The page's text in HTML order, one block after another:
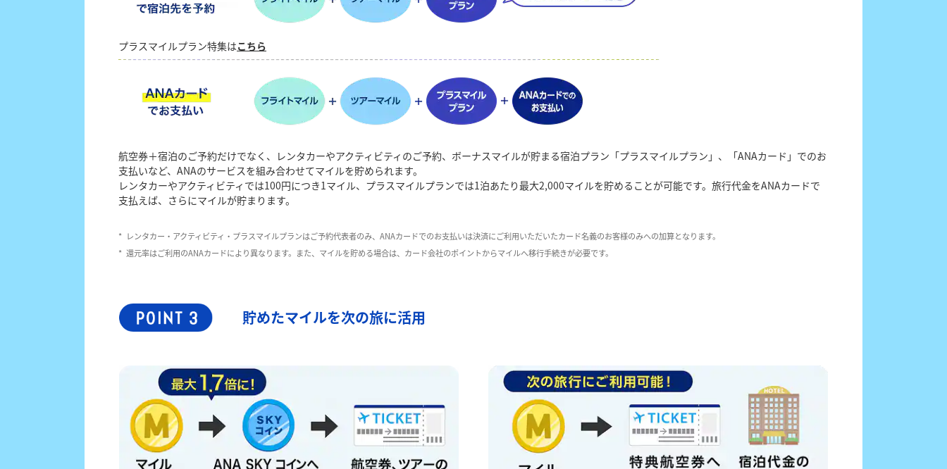
プラスマイルプラン特集はこちら
航空券＋宿泊のご予約だけでなく、レンタカーやアクティビティのご予約、ボーナスマイルが貯まる宿泊プラン「プラスマイルプラン」、「ANAカード」でのお
支払いなど、ANAのサービスを組み合わせてマイルを貯められます。
レンタカーやアクティビティでは100円につき1マイル、プラスマイルプランでは1泊あたり最大2,000マイルを貯めることが可能です。旅行代金をANAカードで
支払えば、さらにマイルが貯まります。
* レンタカー・アクティビティ・プラスマイルプランはご予約代表者のみ、ANAカードでのお支払いは決済にご利用いただいたカード名義のお客様のみへの加算となります。
* 還元率はご利用のANAカードにより異なります。また、マイルを貯める場合は、カード会社のポイントからマイルへ移行手続きが必要です。
貯めたマイルを次の旅に活用